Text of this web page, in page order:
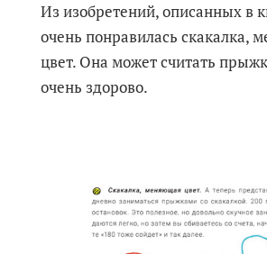
Из изобретений, описанных в
очень понравилась скакалка,
цвет. Она может считать
очень здорово.